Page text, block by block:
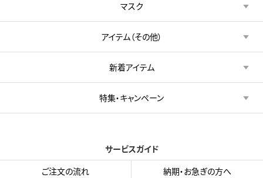
マスク
アイテム（その他）
新着アイテム
特集・キャンペーン
サービスガイド
ご注文の流れ
納期・お急ぎの方へ